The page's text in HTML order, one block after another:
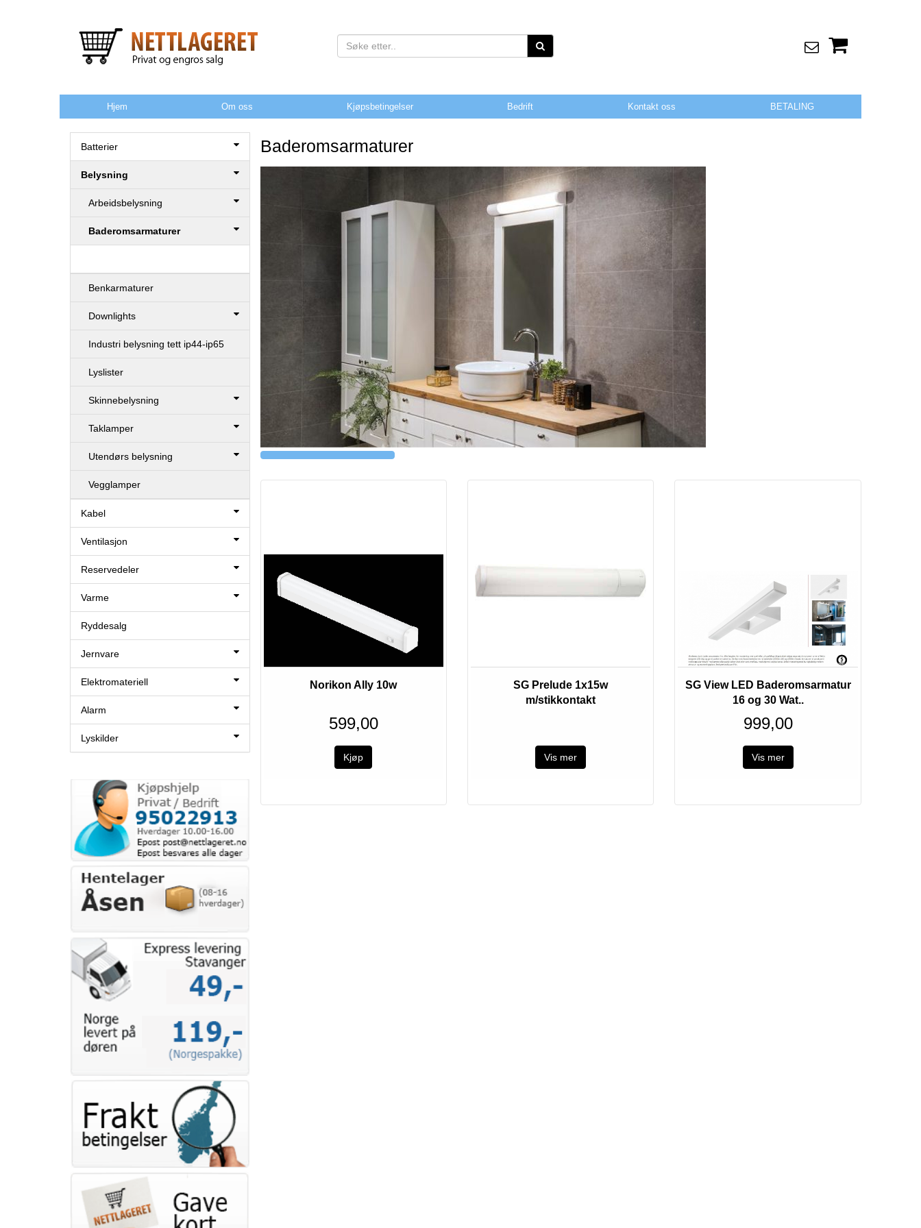
Hjem Om oss Kjøpsbetingelser Bedrift Kontakt oss BETALING
Batterier
Belysning
Arbeidsbelysning
Baderomsarmaturer
Benkarmaturer
Downlights
Industri belysning tett ip44-ip65
Lyslister
Skinnebelysning
Taklamper
Utendørs belysning
Vegglamper
Kabel
Ventilasjon
Reservedeler
Varme
Ryddesalg
Jernvare
Elektromateriell
Alarm
Lyskilder
Baderomsarmaturer
Norikon Ally 10w
599,00
SG Prelude 1x15w
m/stikkontakt
Vis mer
SG View LED Baderomsarmatur
16 og 30 Wat..
999,00
Vis mer